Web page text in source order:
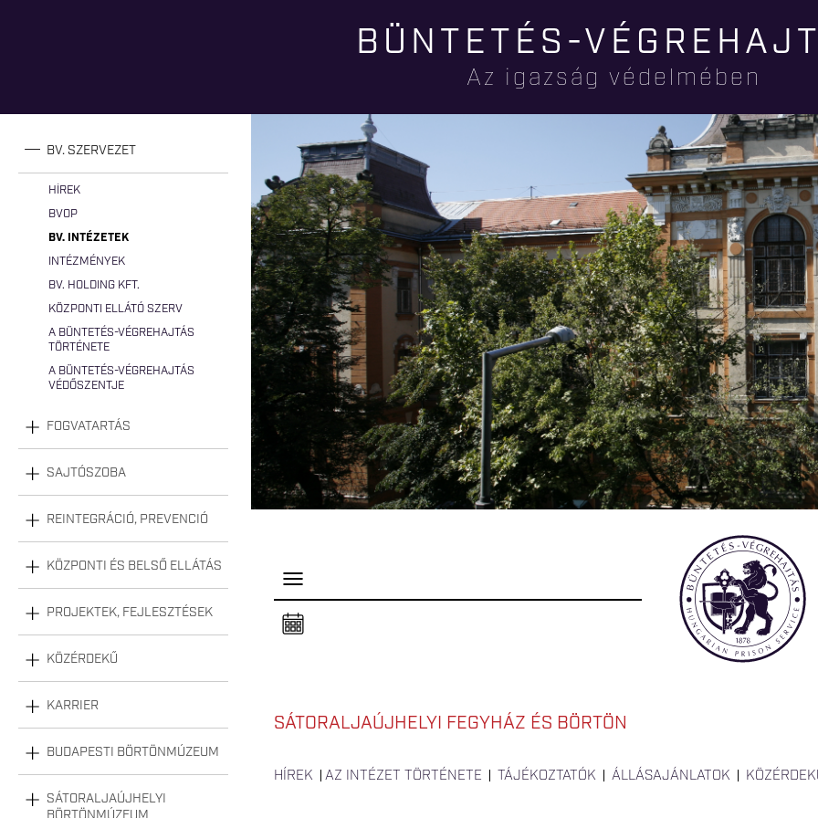
tartalomra
BÜNTETÉS-
Az igazság védelmében
BV. SZERVEZET
HÍREK
BVOP
BV. INTÉZETEK
INTÉZMÉNYEK
BV. HOLDING KFT.
KÖZPONTI ELLÁTÓ SZERV
A BÜNTETÉS-VÉGREHAJTÁS
TÖRTÉNETE
A BÜNTETÉS-VÉGREHAJTÁS
VÉDŐSZENTJE
FOGVATARTÁS
SAJTÓSZOBA
REINTEGRÁCIÓ, PREVENCIÓ
KÖZPONTI ÉS BELSŐ ELLÁTÁS
PROJEKTEK, FEJLESZTÉSEK
KÖZÉRDEKŰ
KARRIER
BUDAPESTI BÖRTÖNMÚZEUM
SÁTORALJAÚJHELYI
P
e
l
s
a
SÁTORALJAÚJHELYI FEGYHÁZ ÉS BÖRTÖN
HÍREK AZ INTÉZET TÖRTÉNETE TÁJÉKOZTATÓK ÁLLÁSAJÁNLATOK